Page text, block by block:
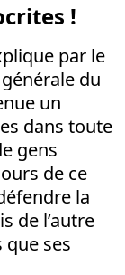
!
par le
du
un
dans toute
gens
de ce
la
de l’autre
ses